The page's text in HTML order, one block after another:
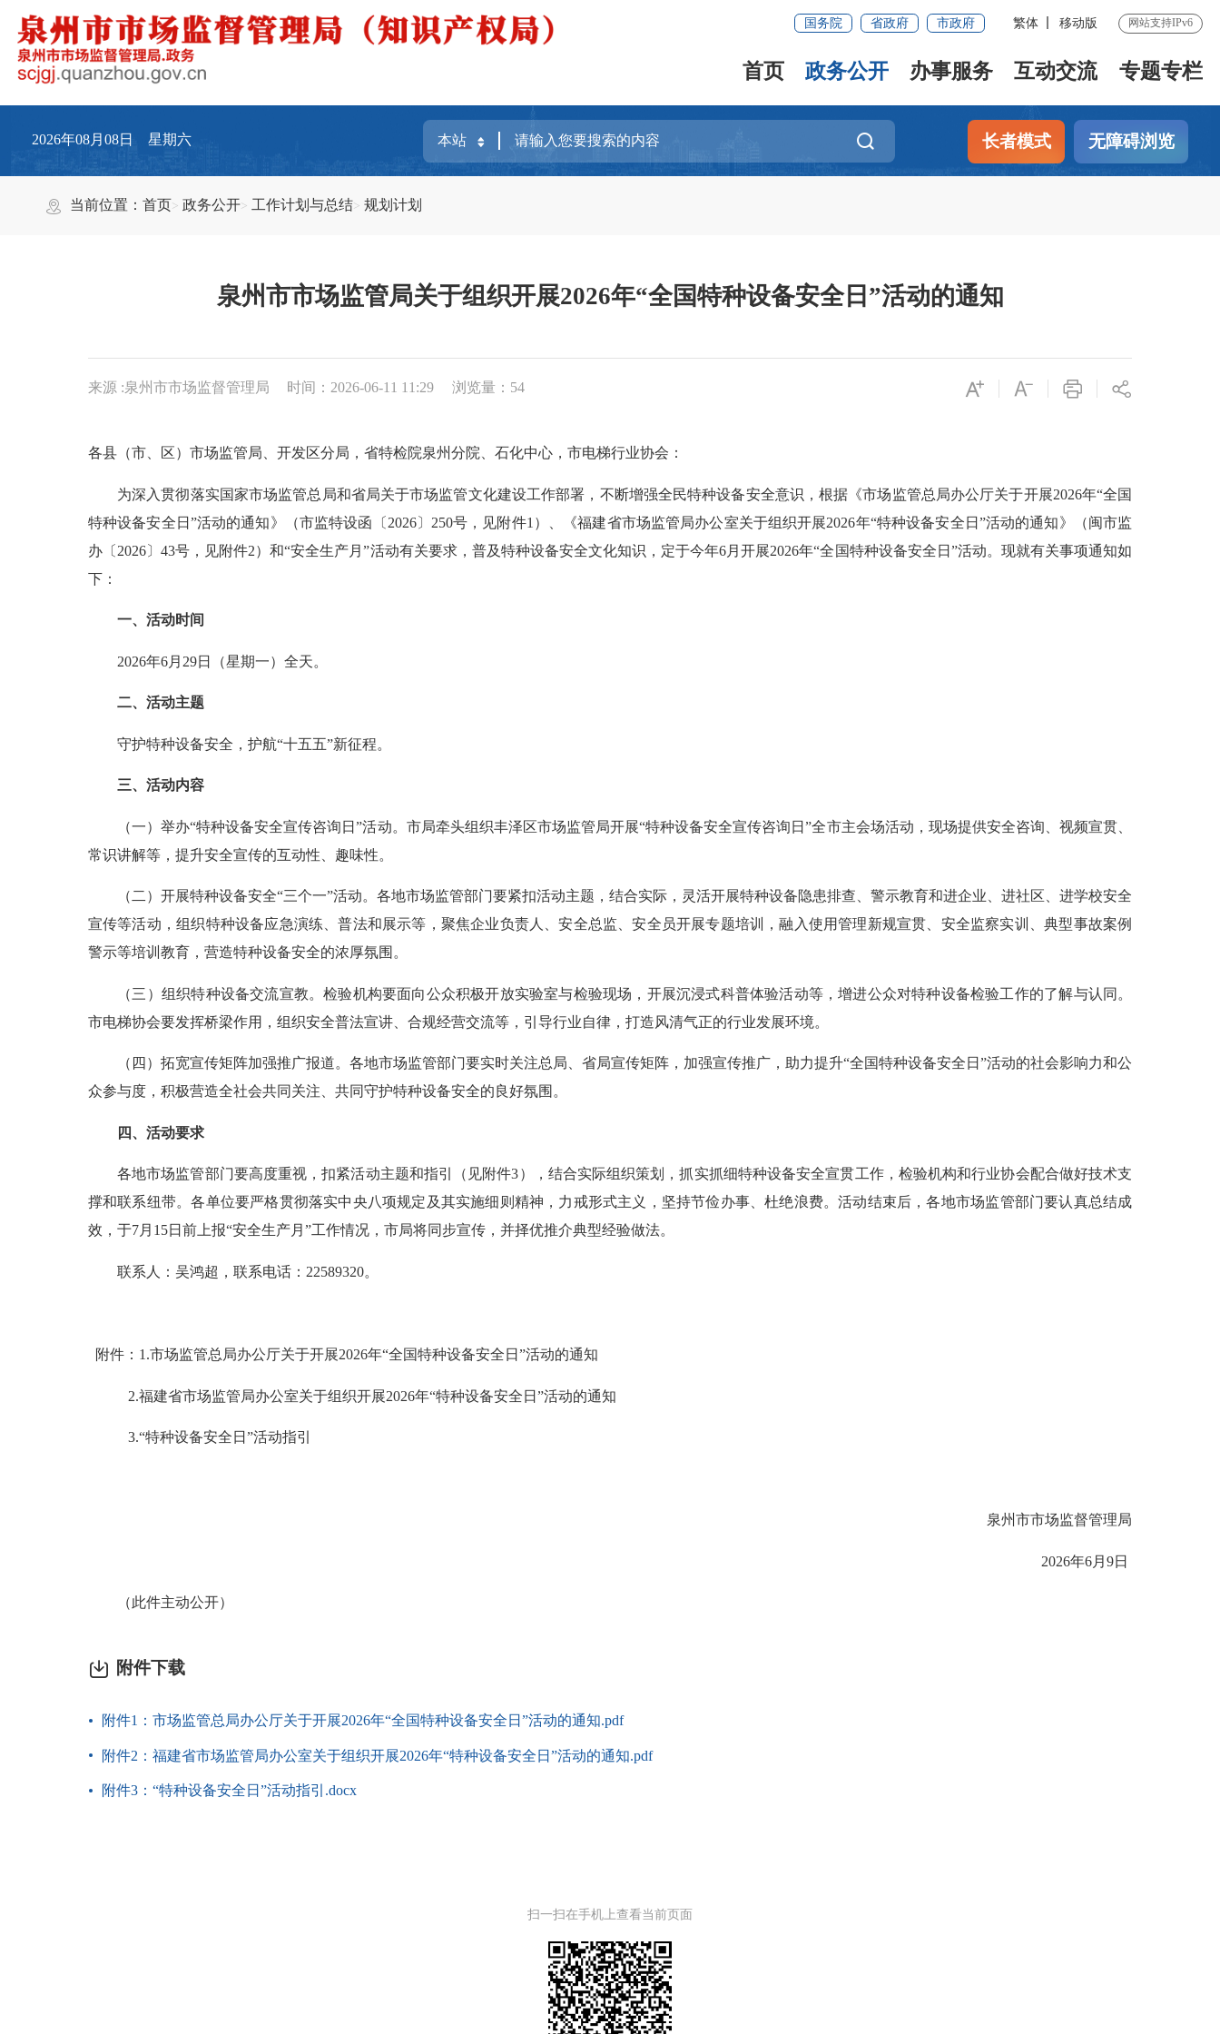
国务院 省政府 市政府 繁体 移动版 网站支持IPv6
首页 政务公开 办事服务 互动交流 专题专栏
2026年08月08日 星期六 长者模式 无障碍浏览
当前位置：首页 政务公开 工作计划与总结 规划计划
泉州市市场监管局关于组织开展2026年“全国特种设备安全日”活动的通知
来源 :泉州市市场监督管理局 时间：2026-06-11 11:29 浏览量： 54
各县（市、区）市场监管局、开发区分局，省特检院泉州分院、石化中心，市电梯行业协会：
为深入贯彻落实国家市场监管总局和省局关于市场监管文化建设工作部署，不断增强全民特种设备安全意识，根据《市场监管总局办公厅关于开展2026年“全国
特种设备安全日”活动的通知》（市监特设函〔2026〕250号，见附件1）、《福建省市场监管局办公室关于组织开展2026年“特种设备安全日”活动的通知》（闽市监
办〔2026〕43号，见附件2）和“安全生产月”活动有关要求，普及特种设备安全文化知识，定于今年6月开展2026年“全国特种设备安全日”活动。现就有关事项通知如
下：
一、活动时间
2026年6月29日（星期一）全天。
二、活动主题
守护特种设备安全，护航“十五五”新征程。
三、活动内容
（一）举办“特种设备安全宣传咨询日”活动。市局牵头组织丰泽区市场监管局开展“特种设备安全宣传咨询日”全市主会场活动，现场提供安全咨询、视频宣贯、
常识讲解等，提升安全宣传的互动性、趣味性。
（二）开展特种设备安全“三个一”活动。各地市场监管部门要紧扣活动主题，结合实际，灵活开展特种设备隐患排查、警示教育和进企业、进社区、进学校安全
宣传等活动，组织特种设备应急演练、普法和展示等，聚焦企业负责人、安全总监、安全员开展专题培训，融入使用管理新规宣贯、安全监察实训、典型事故案例
警示等培训教育，营造特种设备安全的浓厚氛围。
（三）组织特种设备交流宣教。检验机构要面向公众积极开放实验室与检验现场，开展沉浸式科普体验活动等，增进公众对特种设备检验工作的了解与认同。
市电梯协会要发挥桥梁作用，组织安全普法宣讲、合规经营交流等，引导行业自律，打造风清气正的行业发展环境。
（四）拓宽宣传矩阵加强推广报道。各地市场监管部门要实时关注总局、省局宣传矩阵，加强宣传推广，助力提升“全国特种设备安全日”活动的社会影响力和公
众参与度，积极营造全社会共同关注、共同守护特种设备安全的良好氛围。
四、活动要求
各地市场监管部门要高度重视，扣紧活动主题和指引（见附件3），结合实际组织策划，抓实抓细特种设备安全宣贯工作，检验机构和行业协会配合做好技术支
撑和联系纽带。各单位要严格贯彻落实中央八项规定 及其实施细则精神，力戒形式主义，坚持节俭办事、杜绝浪费。活动结束后，各地市场监管部门要认真总结成
效，于7月15日前上报“安全生产月”工作情况，市局将同步宣传，并择优推介典型经验做法。
联系人：吴鸿超，联系电话： 22589320。
附件：1.市场监管总局办公厅关于开展2026年“全国特种设备安全日”活动的通知
2.福建省市场监管局办公室关于组织开展2026年“特种设备安全日”活动的通知
3.“特种设备安全日”活动指引
泉州市市场监督管理局
2026年6月9日
（此件主动公开）
附件下载
附件1：市场监管总局办公厅关于开展2026年“全国特种设备安全日”活动的通知.pdf
附件2：福建省市场监管局办公室关于组织开展2026年“特种设备安全日”活动的通知.pdf
附件3：“特种设备安全日”活动指引.docx
扫一扫在手机上查看当前页面